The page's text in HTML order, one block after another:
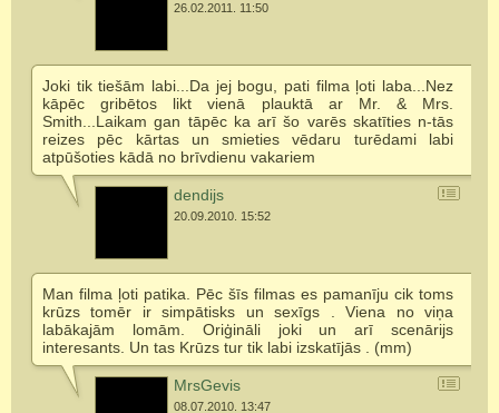
26.02.2011. 11:50
Joki tik tiešām labi...Da jej bogu, pati filma ļoti laba...Nez
kāpēc gribētos likt vienā plauktā ar Mr. & Mrs.
Smith...Laikam gan tāpēc ka arī šo varēs skatīties n-tās
reizes pēc kārtas un smieties vēdaru turēdami labi
atpūšoties kādā no brīvdienu vakariem
dendijs
20.09.2010. 15:52
Man filma ļoti patika. Pēc šīs filmas es pamanīju cik toms
krūzs tomēr ir simpātisks un sexīgs . Viena no viņa
labākajām lomām. Oriģināli joki un arī scenārijs
interesants. Un tas Krūzs tur tik labi izskatījās . (mm)
MrsGevis
08.07.2010. 13:47